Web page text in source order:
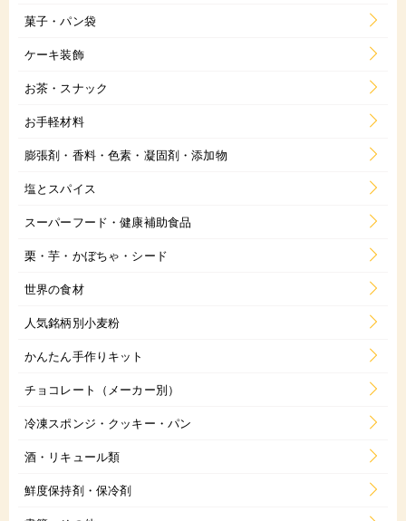
菓子・パン袋
ケーキ装飾
お茶・スナック
お手軽材料
膨張剤・香料・色素・凝固剤・添加物
塩とスパイス
スーパーフード・健康補助食品
栗・芋・かぼちゃ・シード
世界の食材
人気銘柄別小麦粉
かんたん手作りキット
チョコレート（メーカー別）
冷凍スポンジ・クッキー・パン
酒・リキュール類
鮮度保持剤・保冷剤